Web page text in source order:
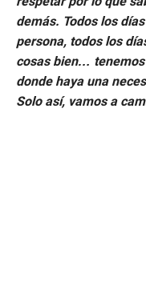
demás. Todos los
persona, todos los
cosas bien…
donde haya una
Solo así, vamos a